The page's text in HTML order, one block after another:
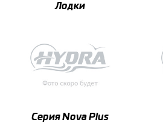
Лодки
Серия Nova Plus